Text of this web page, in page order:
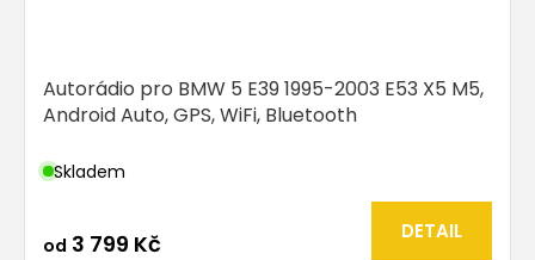
Autorádio pro BMW 5 E39 1995-2003 E53 X5 M5,
Android Auto, GPS, WiFi, Bluetooth
Skladem
od 3 799 Kč DETAIL